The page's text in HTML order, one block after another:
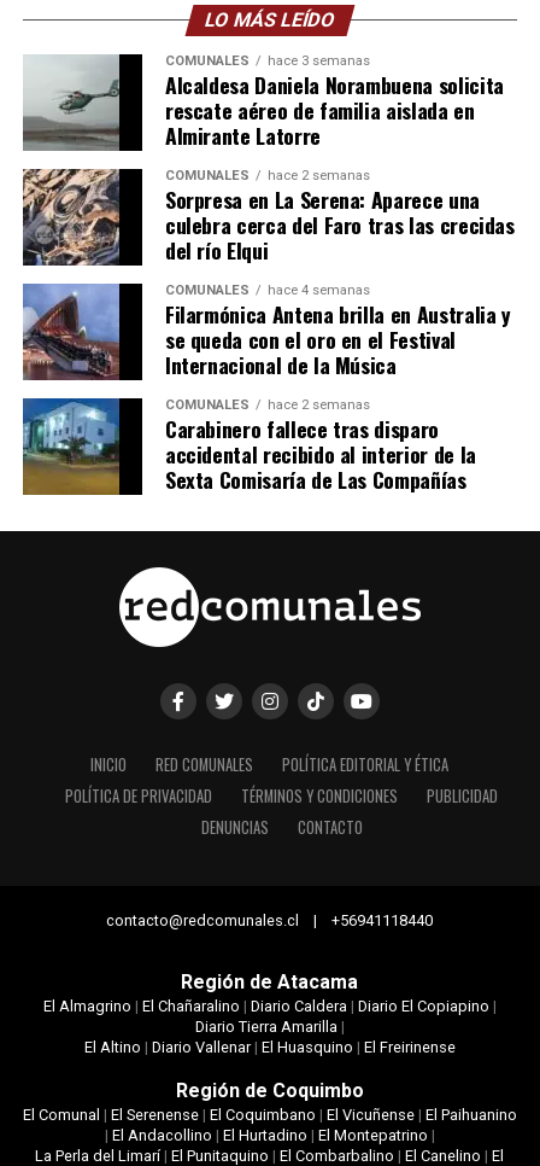
LO MÁS LEÍDO
COMUNALES hace 3 semanas
Alcaldesa Daniela Norambuena solicita
rescate aéreo de familia aislada en
Almirante Latorre
COMUNALES hace 2 semanas
Sorpresa en La Serena: Aparece una
culebra cerca del Faro tras las crecidas
del río Elqui
COMUNALES hace 4 semanas
Filarmónica Antena brilla en Australia y
se queda con el oro en el Festival
Internacional de la Música
COMUNALES hace 2 semanas
Carabinero fallece tras disparo
accidental recibido al interior de la
Sexta Comisaría de Las Compañías
INICIO RED COMUNALES
POLÍTICA EDITORIAL Y ÉTICA
POLÍTICA DE PRIVACIDAD
TÉRMINOS Y CONDICIONES
PUBLICIDAD
DENUNCIAS
CONTACTO
contacto@redcomunales.cl | +56941118440
Región de Atacama
El Almagrino | El Chañaralino | Diario Caldera| Diario El Copiapino |
Diario Tierra Amarilla|
El Altino | Diario Vallenar| El Huasquino | El Freirinense
Región de Coquimbo
El Comunal | El Serenense| El Coquimbano | El Vicuñense| El Paihuanino
| El Andacollino | El Hurtadino | El Montepatrino |
La Perla del Limarí|El Punitaquino |El Combarbalino |El Canelino |El